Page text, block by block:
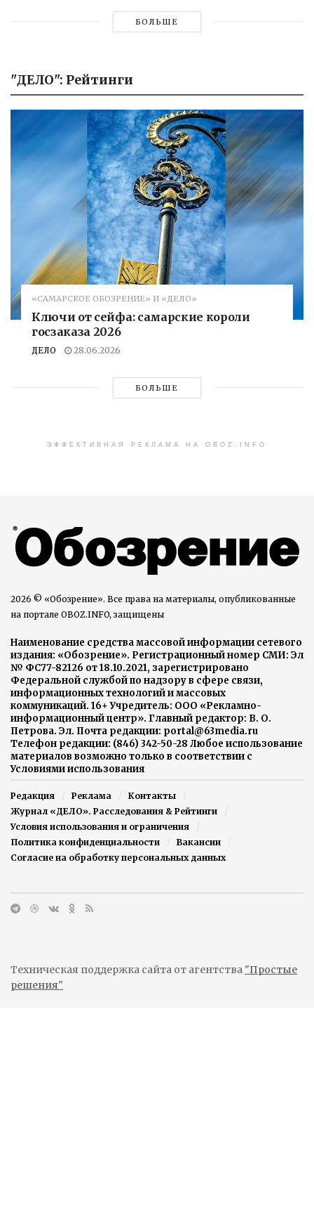
БОЛЬШЕ
"ДЕЛО": Рейтинги
«САМАРСКОЕ ОБОЗРЕНИЕ» И «ДЕЛО»
Ключи от сейфа: самарские короли
госзаказа 2026
ДЕЛО 28.06.2026
БОЛЬШЕ
ЭФФЕКТИВНАЯ РЕКЛАМА НА OBOZ.INFO
2026 © «Обозрение». Все права на материалы, опубликованные
на портале OBOZ.INFO, защищены
Наименование средства массовой информации сетевого
издания: «Обозрение». Регистрационный номер СМИ: Эл
№ ФС77-82126 от 18.10.2021, зарегистрировано
Федеральной службой по надзору в сфере связи,
информационных технологий и массовых
коммуникаций. 16+ Учредитель: ООО «Рекламно-
информационный центр». Главный редактор: В. О.
Петрова. Эл. Почта редакции: portal@63media.ru
Телефон редакции: (846) 342-50-28 Любое использование
материалов возможно только в соответствии с
Условиями использования
Редакция Реклама
Контакты
Журнал «ДЕЛО». Расследования & Рейтинги
Условия использования и ограничения
Политика конфиденциальности
Вакансии
Согласие на обработку персональных данных
Техническая поддержка сайта от агентства "Простые
решения"